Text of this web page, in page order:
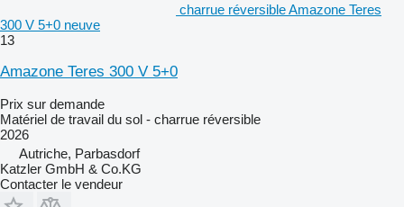
charrue réversible Amazone Teres
300 V 5+0 neuve
13
Amazone Teres 300 V 5+0
Prix sur demande
Matériel de travail du sol - charrue réversible
2026
Autriche, Parbasdorf
Katzler GmbH & Co.KG
Contacter le vendeur